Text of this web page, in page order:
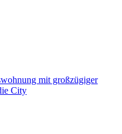
mit großzügiger
City